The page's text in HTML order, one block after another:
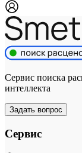
Сервис поиска
интеллекта
Задать вопрос
Сервис